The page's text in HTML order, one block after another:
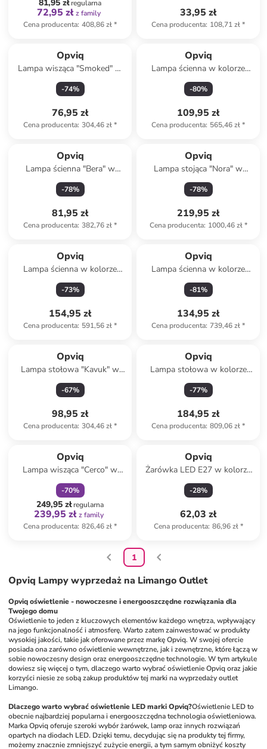
81,95 złregularna
72,95 zł z family
Cena producenta: 408,86 zł*
33,95 zł
Cena producenta: 108,71 zł*
Opviq
Lampa wisząca "Smoked" w
kolorze czarnym - Ø 15 cm
-74%
76,95 zł
Cena producenta: 304,46 zł*
Opviq
Lampa ścienna w kolorze
złotym - dł. 40 cm
-80%
109,95 zł
Cena producenta: 565,46 zł*
Opviq
Lampa ścienna "Bera" w
kolorze złoto-czarnym - 25 x
25 cm
-78%
81,95 zł
Cena producenta: 382,76 zł*
Opviq
Lampa stojąca "Nora" w
kolorze jasnobrązowo-białym
- wys. 135 x Ø 21 cm
-78%
219,95 zł
Cena producenta: 1000,46 zł*
Opviq
Lampa ścienna w kolorze
złotym - 18 x 40 cm
-73%
154,95 zł
Cena producenta: 591,56 zł*
Opviq
Lampa ścienna w kolorze
czarnym - 24 x 24 x Ø 15 cm
-81%
134,95 zł
Cena producenta: 739,46 zł*
Opviq
Lampa stołowa "Kavuk" w
kolorze jasnobrązowym - wys.
15 x Ø 9,5 cm
-67%
98,95 zł
Cena producenta: 304,46 zł*
Opviq
Lampa stołowa w kolorze
czarnym - 28 x 43 cm
-77%
184,95 zł
Cena producenta: 809,06 zł*
Opviq
Lampa wisząca "Cerco" w
kolorze złoto-czarnym - Ø 38
cm
-70%
249,95 złregularna
239,95 zł z family
Cena producenta: 826,46 zł*
Opviq
Żarówka LED E27 w kolorze
ciepłej bieli - KEE F (A do G)
-28%
62,03 zł
Cena producenta: 86,96 zł*
1
Opviq Lampy wyprzedaż na Limango Outlet
Opviq oświetlenie - nowoczesne i energooszczędne rozwiązania dla
Twojego domu
Oświetlenie to jeden z kluczowych elementów każdego wnętrza, wpływający
na jego funkcjonalność i atmosferę. Warto zatem zainwestować w produkty
wysokiej jakości, takie jak oferowane przez markę Opviq. W swojej ofercie
posiada ona zarówno oświetlenie wewnętrzne, jak i zewnętrzne, które łączą w
sobie nowoczesny design oraz energooszczędne technologie. W tym artykule
dowiesz się więcej o tym, dlaczego warto wybrać oświetlenie Opviq oraz jakie
korzyści niesie ze sobą zakup produktów tej marki na wyprzedaży outlet
Limango.
Dlaczego warto wybrać oświetlenie LED marki Opviq?Oświetlenie LED to
obecnie najbardziej popularna i energooszczędna technologia oświetleniowa.
Marka Opviq oferuje szeroki wybór żarówek, lamp oraz innych rozwiązań
opartych na diodach LED. Dzięki temu, decydując się na produkty tej firmy,
możemy znacznie zmniejszyć zużycie energii, a tym samym obniżyć koszty